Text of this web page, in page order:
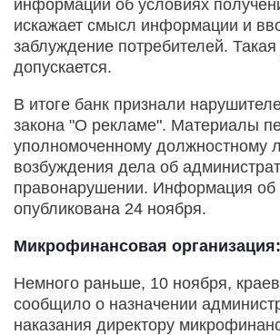
информации об условиях
искажает смысл информации и
заблуждение потребителей.
допускается.
В итоге банк признали
закона "О рекламе". Материалы
уполномоченному должностному
возбуждения дела об
правонарушении. Информация об
опубликована 24 ноября.
Микрофинансовая
Немного раньше, 10 ноября,
сообщило о назначении
наказания директору